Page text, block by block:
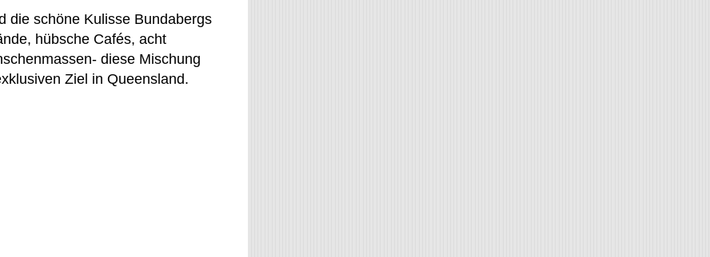
die schöne Kulisse Bundabergs
hübsche Cafés, acht
diese Mischung
Ziel in Queensland.